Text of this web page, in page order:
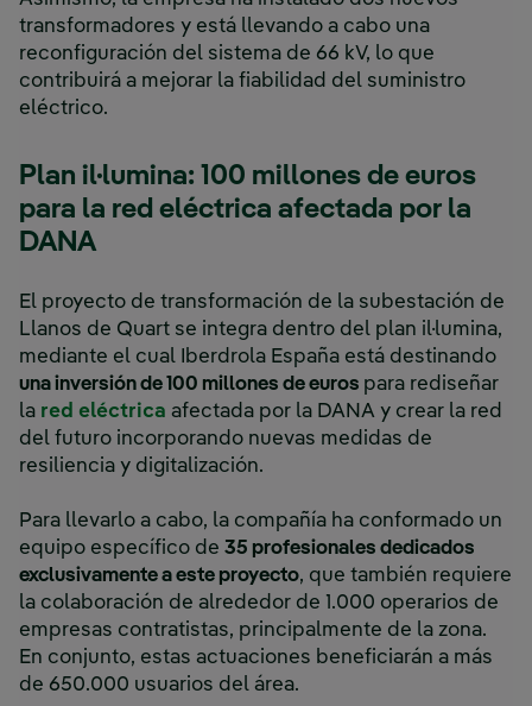
transformadores y está llevando a cabo una
reconfiguración del sistema de 66 kV, lo que
contribuirá a mejorar la fiabilidad del suministro
eléctrico.
Plan il·lumina: 100 millones de euros
para la red eléctrica afectada por la
DANA
El proyecto de transformación de la subestación de
Llanos de Quart se integra dentro del plan il·lumina,
mediante el cual Iberdrola España está destinando
una inversión de 100 millones de euros para rediseñar
la red eléctrica afectada por la DANA y crear la red
del futuro incorporando nuevas medidas de
resiliencia y digitalización.
Para llevarlo a cabo, la compañía ha conformado un
equipo específico de 35 profesionales dedicados
exclusivamente a este proyecto, que también requiere
la colaboración de alrededor de 1.000 operarios de
empresas contratistas, principalmente de la zona.
En conjunto, estas actuaciones beneficiarán a más
de 650.000 usuarios del área.